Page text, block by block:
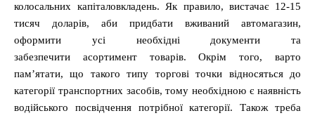
колосальних капіталовкладень. Як правило, вистачає 12-15
тисяч доларів, аби придбати вживаний автомагазин,
оформити усі необхідні документи та
забезпечити асортимент товарів. Окрім того, варто
пам’ятати, що такого типу торгові точки відносяться до
категорії транспортних засобів, тому необхідною є наявність
водійського посвідчення потрібної категорії. Також треба